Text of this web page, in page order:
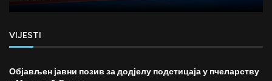
VIJESTI
Објављен јавни позив за додјелу подстицаја у пчеларству